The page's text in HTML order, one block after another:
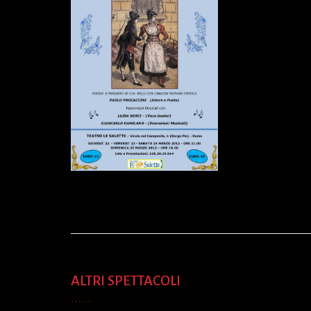
ALTRI SPETTACOLI